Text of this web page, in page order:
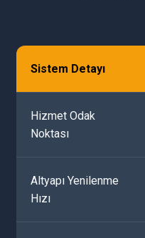
Sistem Detayı
Hizmet Odak
Noktası
Altyapı Yenilenme
Hızı